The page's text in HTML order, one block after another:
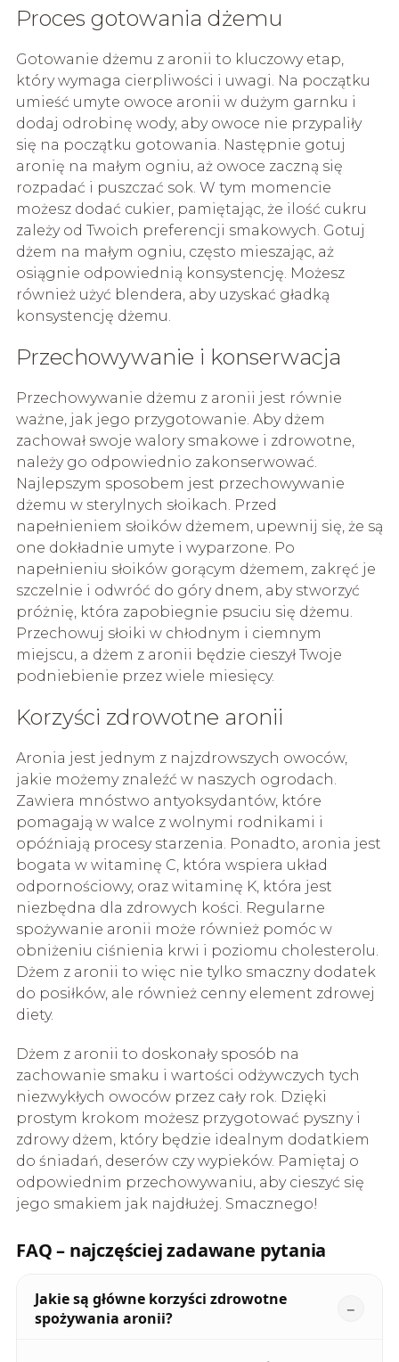
Proces gotowania dżemu
Gotowanie dżemu z aronii to kluczowy etap,
który wymaga cierpliwości i uwagi. Na początku
umieść umyte owoce aronii w dużym garnku i
dodaj odrobinę wody, aby owoce nie przypaliły
się na początku gotowania. Następnie gotuj
aronię na małym ogniu, aż owoce zaczną się
rozpadać i puszczać sok. W tym momencie
możesz dodać cukier, pamiętając, że ilość cukru
zależy od Twoich preferencji smakowych. Gotuj
dżem na małym ogniu, często mieszając, aż
osiągnie odpowiednią konsystencję. Możesz
również użyć blendera, aby uzyskać gładką
konsystencję dżemu.
Przechowywanie i konserwacja
Przechowywanie dżemu z aronii jest równie
ważne, jak jego przygotowanie. Aby dżem
zachował swoje walory smakowe i zdrowotne,
należy go odpowiednio zakonserwować.
Najlepszym sposobem jest przechowywanie
dżemu w sterylnych słoikach. Przed
napełnieniem słoików dżemem, upewnij się, że są
one dokładnie umyte i wyparzone. Po
napełnieniu słoików gorącym dżemem, zakręć je
szczelnie i odwróć do góry dnem, aby stworzyć
próżnię, która zapobiegnie psuciu się dżemu.
Przechowuj słoiki w chłodnym i ciemnym
miejscu, a dżem z aronii będzie cieszył Twoje
podniebienie przez wiele miesięcy.
Korzyści zdrowotne aronii
Aronia jest jednym z najzdrowszych owoców,
jakie możemy znaleźć w naszych ogrodach.
Zawiera mnóstwo antyoksydantów, które
pomagają w walce z wolnymi rodnikami i
opóźniają procesy starzenia. Ponadto, aronia jest
bogata w witaminę C, która wspiera układ
odpornościowy, oraz witaminę K, która jest
niezbędna dla zdrowych kości. Regularne
spożywanie aronii może również pomóc w
obniżeniu ciśnienia krwi i poziomu cholesterolu.
Dżem z aronii to więc nie tylko smaczny dodatek
do posiłków, ale również cenny element zdrowej
diety.
Dżem z aronii to doskonały sposób na
zachowanie smaku i wartości odżywczych tych
niezwykłych owoców przez cały rok. Dzięki
prostym krokom możesz przygotować pyszny i
zdrowy dżem, który będzie idealnym dodatkiem
do śniadań, deserów czy wypieków. Pamiętaj o
odpowiednim przechowywaniu, aby cieszyć się
jego smakiem jak najdłużej. Smacznego!
FAQ – najczęściej zadawane pytania
Jakie są główne korzyści zdrowotne
spożywania aronii?